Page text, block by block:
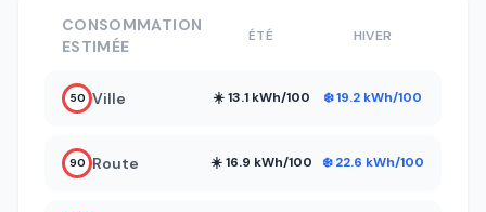
CONSOMMATION
ESTIMÉE
ÉTÉ HIVER
50 Ville ☀️ 13.1 kWh/100 ❄️ 19.2 kWh/100
90 Route ☀️ 16.9 kWh/100 ❄️ 22.6 kWh/100